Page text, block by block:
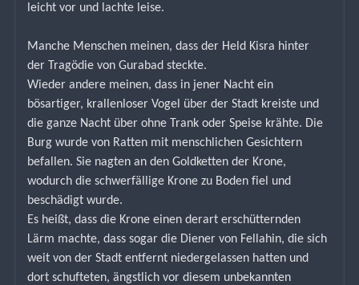
leicht vor und lachte leise.
Manche Menschen meinen, dass der Held Kisra hinter
der Tragödie von Gurabad steckte.
Wieder andere meinen, dass in jener Nacht ein
bösartiger, krallenloser Vogel über der Stadt kreiste und
die ganze Nacht über ohne Trank oder Speise krähte. Die
Burg wurde von Ratten mit menschlichen Gesichtern
befallen. Sie nagten an den Goldketten der Krone,
wodurch die schwerfällige Krone zu Boden fiel und
beschädigt wurde.
Es heißt, dass die Krone einen derart erschütternden
Lärm machte, dass sogar die Diener von Fellahin, die sich
weit von der Stadt entfernt niedergelassen hatten und
dort schufteten, ängstlich vor diesem unbekannten